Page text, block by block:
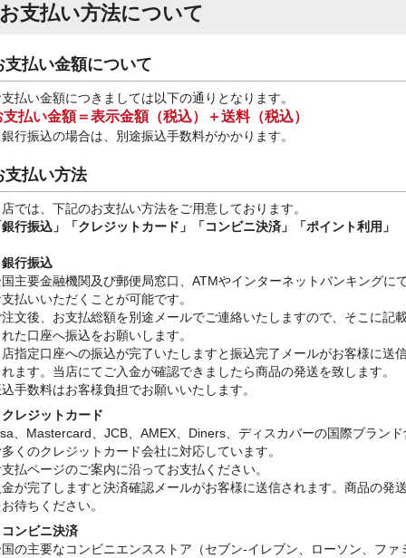
お支払い方法について
支払い金額について
払い金額につきましては以下の通りとなります。
支払い金額＝表示金額（税込）＋送料（税込）
行振込の場合は、別途振込手数料がかかります。
支払い方法
では、下記のお支払い方法をご用意しております。
行振込」
「クレジットカード」「コンビニ決済」「ポイント利用」
行振込
主要金融機関及び郵便局窓口、ATMやインターネットバンキングに
払いいただくことが可能です。
文後、お支払総額を別途メールでご連絡いたしますので、そこに記
た口座へ振込をお願いします。
指定口座への振込が完了いたしますと振込完了メールがお客様に送
ます。当店にてご入金が確認できましたら商品の発送を致します。
手数料はお客様負担でお願いいたします。
レジットカード
、Mastercard、JCB、AMEX、Diners、ディスカバーの国際ブランド
くのクレジットカード会社に対応しています。
払ページのご案内に沿ってお支払ください。
が完了しますと決済確認メールがお客様に送信されます。商品の発
待ちください。
ンビニ決済
の主要なコンビニエンスストア（セブン-イレブン、ローソン、ファ